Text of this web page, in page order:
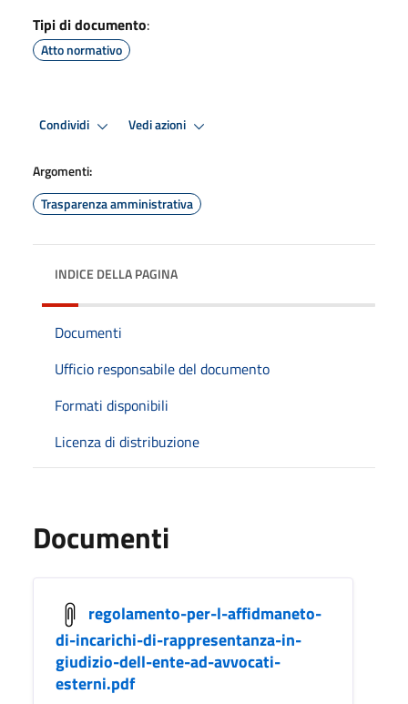
Tipi di documento:
Atto normativo
Condividi Vedi azioni
Argomenti:
Trasparenza amministrativa
INDICE DELLA PAGINA
Documenti
Ufficio responsabile del documento
Formati disponibili
Licenza di distribuzione
Documenti
regolamento-per-l-affidmaneto-
di-incarichi-di-rappresentanza-in-
giudizio-dell-ente-ad-avvocati-
esterni.pdf